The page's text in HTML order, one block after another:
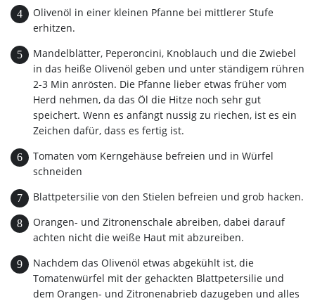
Olivenöl in einer kleinen Pfanne bei mittlerer Stufe
erhitzen.
Mandelblätter, Peperoncini, Knoblauch und die Zwiebel
in das heiße Olivenöl geben und unter ständigem rühren
2-3 Min anrösten. Die Pfanne lieber etwas früher vom
Herd nehmen, da das Öl die Hitze noch sehr gut
speichert. Wenn es anfängt nussig zu riechen, ist es ein
Zeichen dafür, dass es fertig ist.
Tomaten vom Kerngehäuse befreien und in Würfel
schneiden
Blattpetersilie von den Stielen befreien und grob hacken.
Orangen- und Zitronenschale abreiben, dabei darauf
achten nicht die weiße Haut mit abzureiben.
Nachdem das Olivenöl etwas abgekühlt ist, die
Tomatenwürfel mit der gehackten Blattpetersilie und
dem Orangen- und Zitronenabrieb dazugeben und alles